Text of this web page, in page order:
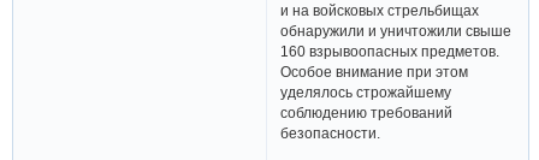
и на войсковых стрельбищах
обнаружили и уничтожили свыше
160 взрывоопасных предметов.
Особое внимание при этом
уделялось строжайшему
соблюдению требований
безопасности.